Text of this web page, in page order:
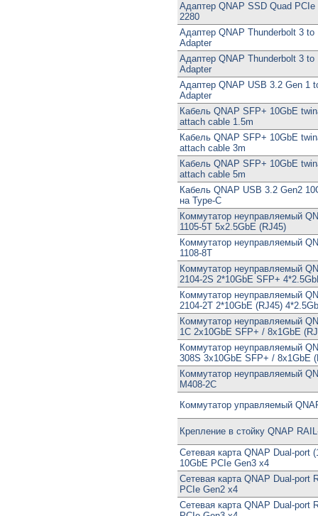
Адаптер QNAP SSD Quad PCIe
2280
Адаптер QNAP Thunderbolt 3 to
Adapter
Адаптер QNAP Thunderbolt 3 to
Adapter
Адаптер QNAP USB 3.2 Gen 1
Adapter
Кабель QNAP SFP+ 10GbE
attach cable 1.5m
Кабель QNAP SFP+ 10GbE
attach cable 3m
Кабель QNAP SFP+ 10GbE
attach cable 5m
Кабель QNAP USB 3.2 Gen2
на Type-C
Коммутатор неуправляемый
1105-5T 5x2.5GbE (RJ45)
Коммутатор неуправляемый
1108-8T
Коммутатор неуправляемый
2104-2S 2*10GbE SFP+
Коммутатор неуправляемый
2104-2T 2*10GbE (RJ45)
Коммутатор неуправляемый
1C 2x10GbE SFP+ / 8x1GbE
Коммутатор неуправляемый
308S 3x10GbE SFP+ / 8x1GbE
Коммутатор неуправляемый
M408-2C
Коммутатор управляемый
Крепление в стойку QNAP
Сетевая карта QNAP Dual-port
10GbE PCIe Gen3 x4
Сетевая карта QNAP Dual-port
PCIe Gen2 x4
Сетевая карта QNAP Dual-port